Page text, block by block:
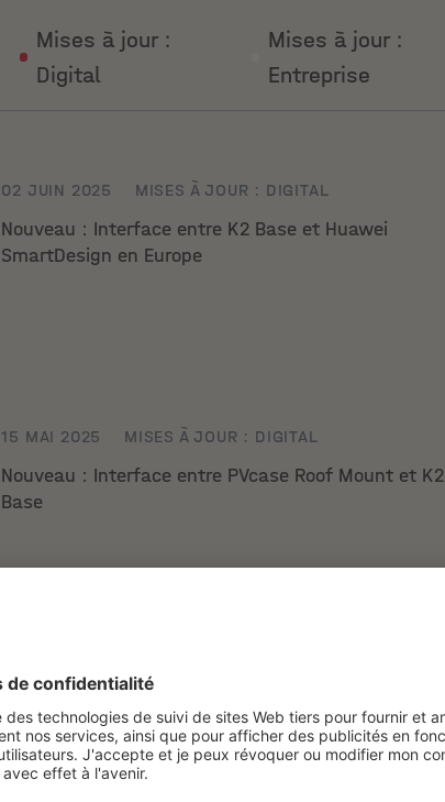
Mises à jour :
Digital
Mises à jour :
Entreprise
02 JUIN 2025 MISES À JOUR : DIGITAL
Nouveau : Interface entre K2 Base et Huawei
SmartDesign en Europe
15 MAI 2025 MISES À JOUR : DIGITAL
Nouveau : Interface entre PVcase Roof Mount et K2
Base